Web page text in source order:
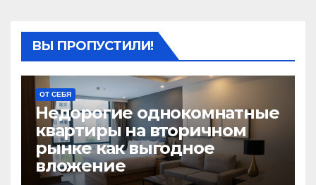
ВЫ ПРОПУСТИЛИ!
ОТ СЕБЯ
Недорогие однокомнатные
квартиры на вторичном
рынке как выгодное
вложение